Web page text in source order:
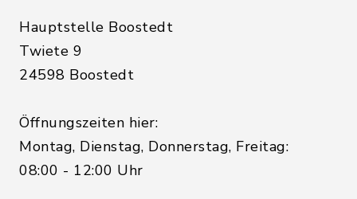
Hauptstelle Boostedt
Twiete 9
24598 Boostedt
Öffnungszeiten hier:
Montag, Dienstag, Donnerstag, Freitag:
08:00 - 12:00 Uhr